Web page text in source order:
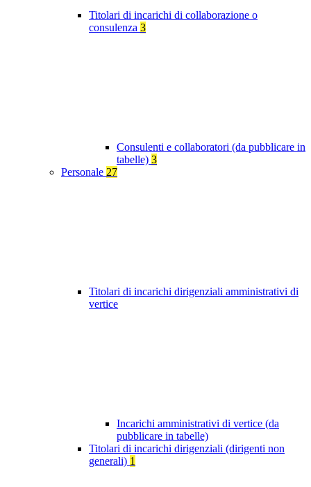
Titolari di incarichi di collaborazione o
consulenza 3
Consulenti e collaboratori (da pubblicare in
tabelle) 3
Personale 27
Titolari di incarichi dirigenziali amministrativi di
vertice
Incarichi amministrativi di vertice (da
pubblicare in tabelle)
Titolari di incarichi dirigenziali (dirigenti non
generali) 1